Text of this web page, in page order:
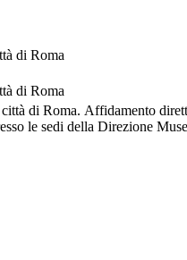
di Roma
di Roma
di Roma. Affidamento
le sedi della Direzione